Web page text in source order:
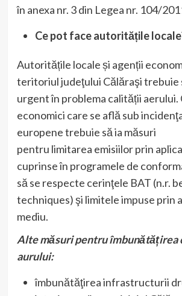
în anexa nr. 3 din Legea nr. 104/
Ce pot face autoritățile
Autoritățile locale și agenții
teritoriul judeţului Călăraşi trebuie
urgent în problema calității
economici care se află sub
europene trebuie să ia măsuri
pentru limitarea emisiilor prin
cuprinse în programele de
să se respecte cerinţele BAT (n.r.
techniques) şi limitele impuse prin
mediu.
Alte măsuri pentru îmbunătățirea
aurului:
îmbunătăţirea infrastructurii